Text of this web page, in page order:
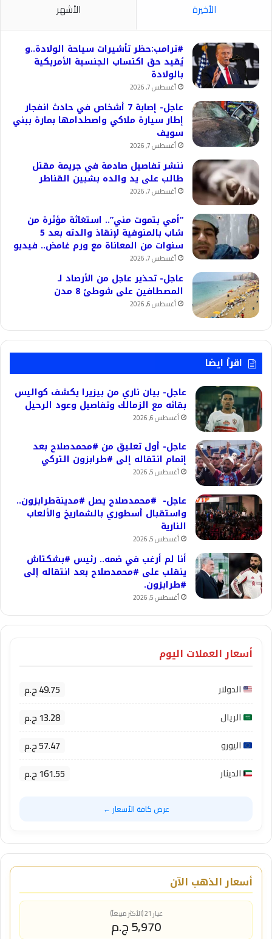
الأخيرة الأشهر
#ترامب:حظر تأشيرات سياحة الولادة..و
يُقيد حق اكتساب الجنسية الأمريكية
بالولادة
أغسطس 7, 2026
عاجل- إصابة 7 أشخاص في حادث انفجار
إطار سيارة ملاكي واصطدامها بمارة ببني
سويف
أغسطس 7, 2026
ننشر تفاصيل صادمة في جريمة مقتل
طالب على يد والده بشبين القناطر
أغسطس 7, 2026
“أمي بتموت مني”.. استغاثة مؤثرة من
شاب بالمنوفية لإنقاذ والدته بعد 5
سنوات من المعاناة مع ورم غامض.. فيديو
أغسطس 7, 2026
عاجل- تحذير عاجل من الأرصاد لـ
المصطافين على شوطئ 8 مدن
أغسطس 6, 2026
اقرأ ايضا
عاجل- بيان ناري من بيزيرا يكشف كواليس
بقائه مع الزمالك وتفاصيل وعود الرحيل
أغسطس 6, 2026
عاجل- أول تعليق من #محمدصلاح بعد
إتمام انتقاله إلى #طرابزون التركي
أغسطس 5, 2026
عاجل- #محمدصلاح يصل #مدينةطرابزون..
واستقبال أسطوري بالشماريخ والألعاب
النارية
أغسطس 5, 2026
أنا لم أرغب في ضمه.. رئيس #بشكتاش
ينقلب على #محمدصلاح بعد انتقاله إلى
#طرابزون.
أغسطس 5, 2026
أسعار العملات اليوم
الدولار 49.75 ج.م
الريال 13.28 ج.م
اليورو 57.47 ج.م
الدينار 161.55 ج.م
عرض كافة الأسعار ←
أسعار الذهب الآن
عيار 21 (الأكثر مبيعاً)
5,970 ج.م